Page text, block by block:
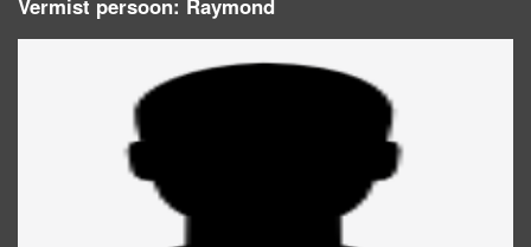
Vermist persoon: Raymond